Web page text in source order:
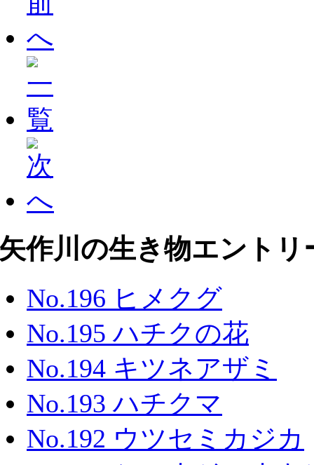
作川の生き物エントリ
No.196 ヒメクグ
No.195 ハチクの花
No.194 キツネアザミ
No.193 ハチクマ
No.192 ウツセミカジカ